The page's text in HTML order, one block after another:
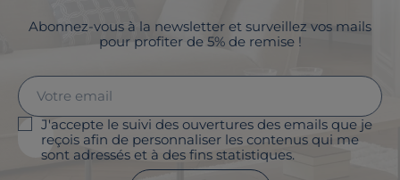
Abonnez-vous à la newsletter et surveillez vos mails
pour profiter de 5% de remise !
J'accepte le suivi des ouvertures des emails que je
reçois afin de personnaliser les contenus qui me
sont adressés et à des fins statistiques.